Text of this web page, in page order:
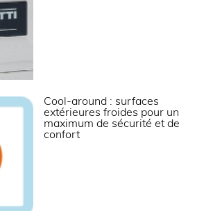
Cool-around : surfaces
extérieures froides pour un
maximum de sécurité et de
confort